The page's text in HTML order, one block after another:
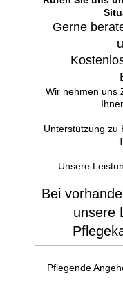
Gerne
Wir nehmen uns
Unterstützung zu
Unsere
Bei
unsere
Pflegende